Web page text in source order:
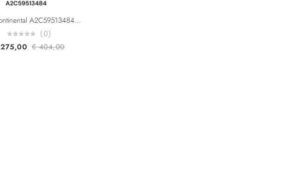
VDO Continental A2C59513484 H8200704191 8200903034 Renault Dacia Nissan 166008052R 1660000Q1F 166004305R 5WS40536 Diesel Injector
(0)
275,00 €404,00